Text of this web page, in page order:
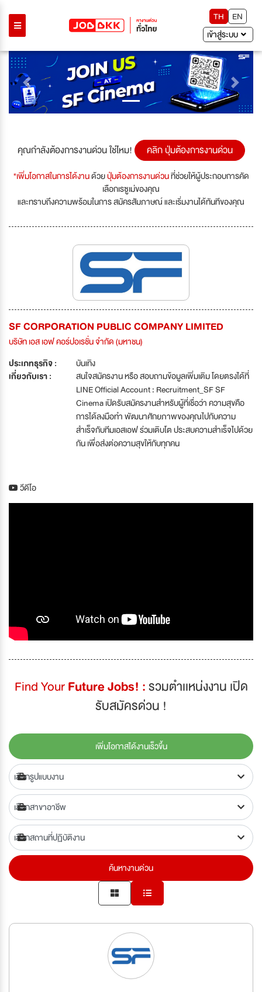
TH
EN
เข้าสู่ระบบ
Previous Next
คุณกำลังต้องการงานด่วน ใช่ไหม! คลิก ปุ่มต้องการงานด่วน
*เพิ่มโอกาสในการได้งานด้วยปุ่มต้องการงานด่วนที่ช่วยให้ผู้ประกอบการคัด
เลือกเรซูเม่ของคุณ
และทราบถึงความพร้อมในการ สมัครสัมภาษณ์ และเริ่มงานได้ทันทีของคุณ
SF CORPORATION PUBLIC COMPANY LIMITED
บริษัท เอส เอฟ คอร์ปอเรชั่น จำกัด (มหาชน)
ประเภทธุรกิจ :
บันเทิง
เกี่ยวกับเรา :
สนใจสมัครงาน หรือ สอบถามข้อมูลเพิ่มเติม โดยตรงได้ที่
LINE Official Account : Recruitment_SF SF
Cinema เปิดรับสมัครงานสำหรับผู้ที่เชื่อว่า ความสุขคือ
การได้ลงมือทำ พัฒนาศักยภาพของคุณไปกับความ
สำเร็จกับทีมเอสเอฟ ร่วมเติบโต ประสบความสำเร็จไปด้วย
กัน เพื่อส่งต่อความสุขให้กับทุกคน
วีดีโอ
Find YourFuture Jobs! :รวมตำเเหน่งงาน เปิด
รับสมัครด่วน !
เพิ่มโอกาสได้งานเร็วขึ้น
ค้นหางานด่วน